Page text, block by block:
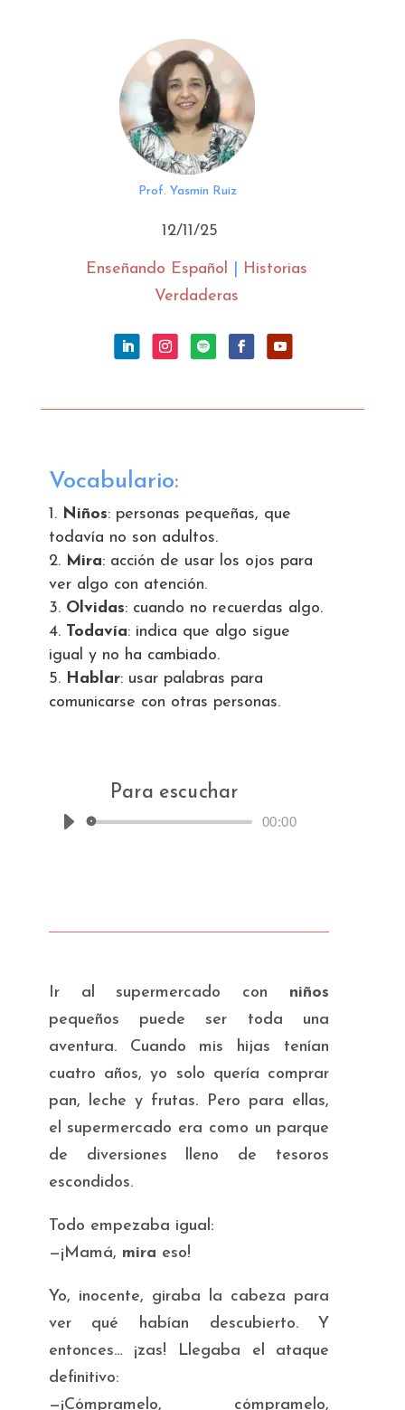
Prof. Yasmin Ruiz
12/11/25
Enseñando Español
Historias
Verdaderas
Vocabulario:
Niños: personas pequeñas, que
todavía no son adultos.
Mira: acción de usar los ojos para
ver algo con atención.
Olvidas: cuando no recuerdas algo.
Todavía: indica que algo sigue
igual y no ha cambiado.
Hablar: usar palabras para
comunicarse con otras personas.
Para escuchar
Reproductor00:00
Ir al supermercado con niños
pequeños puede ser toda una
aventura. Cuando mis hijas tenían
cuatro años, yo solo quería comprar
pan, leche y frutas. Pero para ellas,
el supermercado era como un parque
de diversiones lleno de tesoros
escondidos.
Todo empezaba igual:
—¡Mamá, mira eso!
Yo, inocente, giraba la cabeza para
ver qué habían descubierto. Y
entonces… ¡zas! Llegaba el ataque
definitivo:
—¡Cómpramelo, cómpramelo,